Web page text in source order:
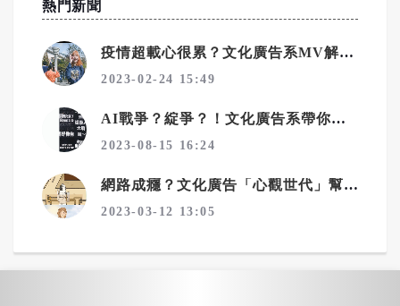
熱門新聞
疫情超載心很累？文化廣告系MV解方爆紅
2023-02-24 15:49
AI戰爭？綻爭？！文化廣告系帶你解讀機器與人類的奧妙關係
2023-08-15 16:24
網路成癮？文化廣告「心觀世代」幫你找回自我
2023-03-12 13:05